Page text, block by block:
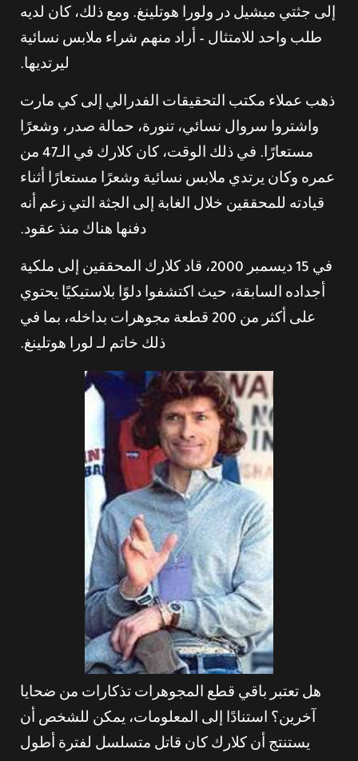
إلى جثتي ميشيل در ولورا هوتلينغ. ومع ذلك، كان لديه
طلب واحد للامتثال – أراد منهم شراء ملابس نسائية
ليرتديها.
ذهب عملاء مكتب التحقيقات الفدرالي إلى كي مارت
واشتروا سروال نسائي، تنورة، حمالة صدر، وشعرًا
مستعارًا. في ذلك الوقت، كان كلارك في الـ47 من
عمره وكان يرتدي ملابس نسائية وشعرًا مستعارًا أثناء
قيادته للمحققين خلال الغابة إلى الجثة التي زعم أنه
دفنها هناك منذ عقود.
في 15 ديسمبر 2000، قاد كلارك المحققين إلى ملكية
أجداده السابقة، حيث اكتشفوا دلوًا بلاستيكيًا يحتوي
على أكثر من 200 قطعة مجوهرات بداخله، بما في
ذلك خاتم لـ لورا هوتلينغ.
هل تعتبر باقي قطع المجوهرات تذكارات من ضحايا
آخرين؟ استنادًا إلى المعلومات، يمكن للشخص أن
يستنتج أن كلارك كان قاتل متسلسل لفترة أطول